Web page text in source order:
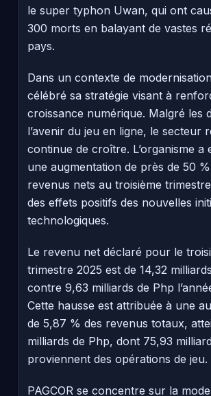
le super typhon Uwan, qui ont
300 morts en balayant de vastes
pays.
Dans un contexte de
célébré sa stratégie visant à
croissance numérique. Malgré les
l’avenir du jeu en ligne, le secteur
continue de croître. L’organisme a
une augmentation de près de 50
revenus nets au troisième
des effets positifs des nouvelles
technologiques.
Le revenu net déclaré pour le
trimestre 2025 est de 14,32
contre 9,63 milliards de Php
Cette hausse est attribuée à une
de 5,87 % des revenus totaux,
milliards de Php, dont 75,93
proviennent des opérations de jeu.
PAGCOR se concentre sur la